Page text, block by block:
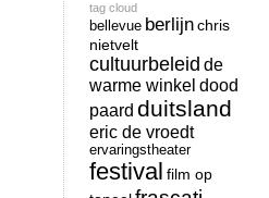
tag cloud
bellevue berlijnchris
nietvelt
cultuurbeleid de
warme winkel dood
paard duitsland
eric de vroedt
ervaringstheater
festival film op